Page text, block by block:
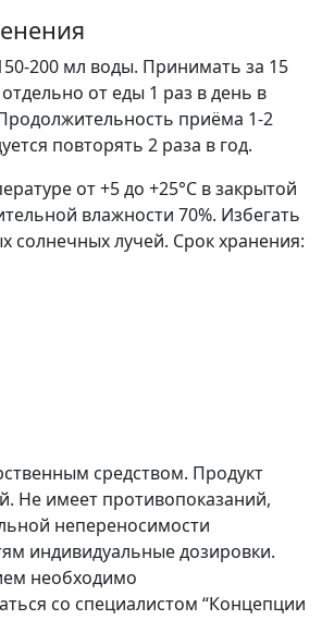
200 мл воды. Принимать за 15
от еды 1 раз в день в
приёма 1-2
повторять 2 раза в год.
от +5 до +25°C в закрытой
влажности 70%. Избегать
солнечных лучей. Срок хранения:
средством. Продукт
Не имеет противопоказаний,
непереносимости
индивидуальные дозировки.
необходимо
со специалистом “Концепции